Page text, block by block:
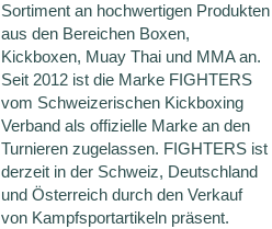
Sortiment an hochwertigen Produkten
aus den Bereichen Boxen,
Kickboxen, Muay Thai und MMA an.
Seit 2012 ist die Marke FIGHTERS
vom Schweizerischen Kickboxing
Verband als offizielle Marke an den
Turnieren zugelassen. FIGHTERS ist
derzeit in der Schweiz, Deutschland
und Österreich durch den Verkauf
von Kampfsportartikeln präsent.